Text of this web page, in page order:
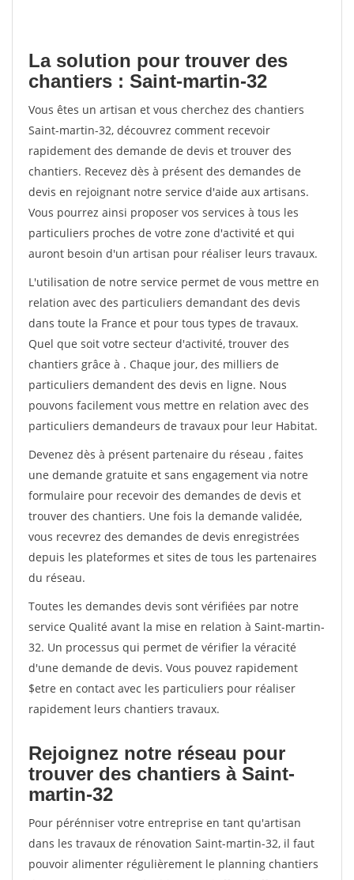
La solution pour trouver des
chantiers : Saint-martin-32
Vous êtes un artisan et vous cherchez des chantiers
Saint-martin-32, découvrez comment recevoir
rapidement des demande de devis et trouver des
chantiers. Recevez dès à présent des demandes de
devis en rejoignant notre service d'aide aux artisans.
Vous pourrez ainsi proposer vos services à tous les
particuliers proches de votre zone d'activité et qui
auront besoin d'un artisan pour réaliser leurs travaux.
L'utilisation de notre service permet de vous mettre en
relation avec des particuliers demandant des devis
dans toute la France et pour tous types de travaux.
Quel que soit votre secteur d'activité, trouver des
chantiers grâce à . Chaque jour, des milliers de
particuliers demandent des devis en ligne. Nous
pouvons facilement vous mettre en relation avec des
particuliers demandeurs de travaux pour leur Habitat.
Devenez dès à présent partenaire du réseau , faites
une demande gratuite et sans engagement via notre
formulaire pour recevoir des demandes de devis et
trouver des chantiers. Une fois la demande validée,
vous recevrez des demandes de devis enregistrées
depuis les plateformes et sites de tous les partenaires
du réseau.
Toutes les demandes devis sont vérifiées par notre
service Qualité avant la mise en relation à Saint-martin-
32. Un processus qui permet de vérifier la véracité
d'une demande de devis. Vous pouvez rapidement
$etre en contact avec les particuliers pour réaliser
rapidement leurs chantiers travaux.
Rejoignez notre réseau pour
trouver des chantiers à Saint-
martin-32
Pour pérénniser votre entreprise en tant qu'artisan
dans les travaux de rénovation Saint-martin-32, il faut
pouvoir alimenter régulièrement le planning chantiers